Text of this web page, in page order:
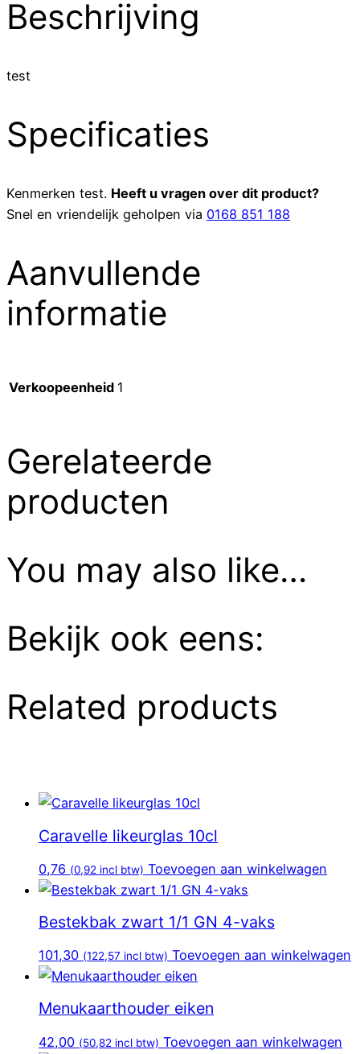
Beschrijving
test
Specificaties
Kenmerken test. Heeft u vragen over dit product?
Snel en vriendelijk geholpen via 0168 851 188
Aanvullende
informatie
Verkoopeenheid 1
Gerelateerde
producten
You may also like…
Bekijk ook eens:
Related products
Caravelle likeurglas 10cl
0,76 (0,92 incl btw) Toevoegen aan winkelwagen
Bestekbak zwart 1/1 GN 4-vaks
101,30 (122,57 incl btw) Toevoegen aan winkelwagen
Menukaarthouder eiken
42,00 (50,82 incl btw) Toevoegen aan winkelwagen